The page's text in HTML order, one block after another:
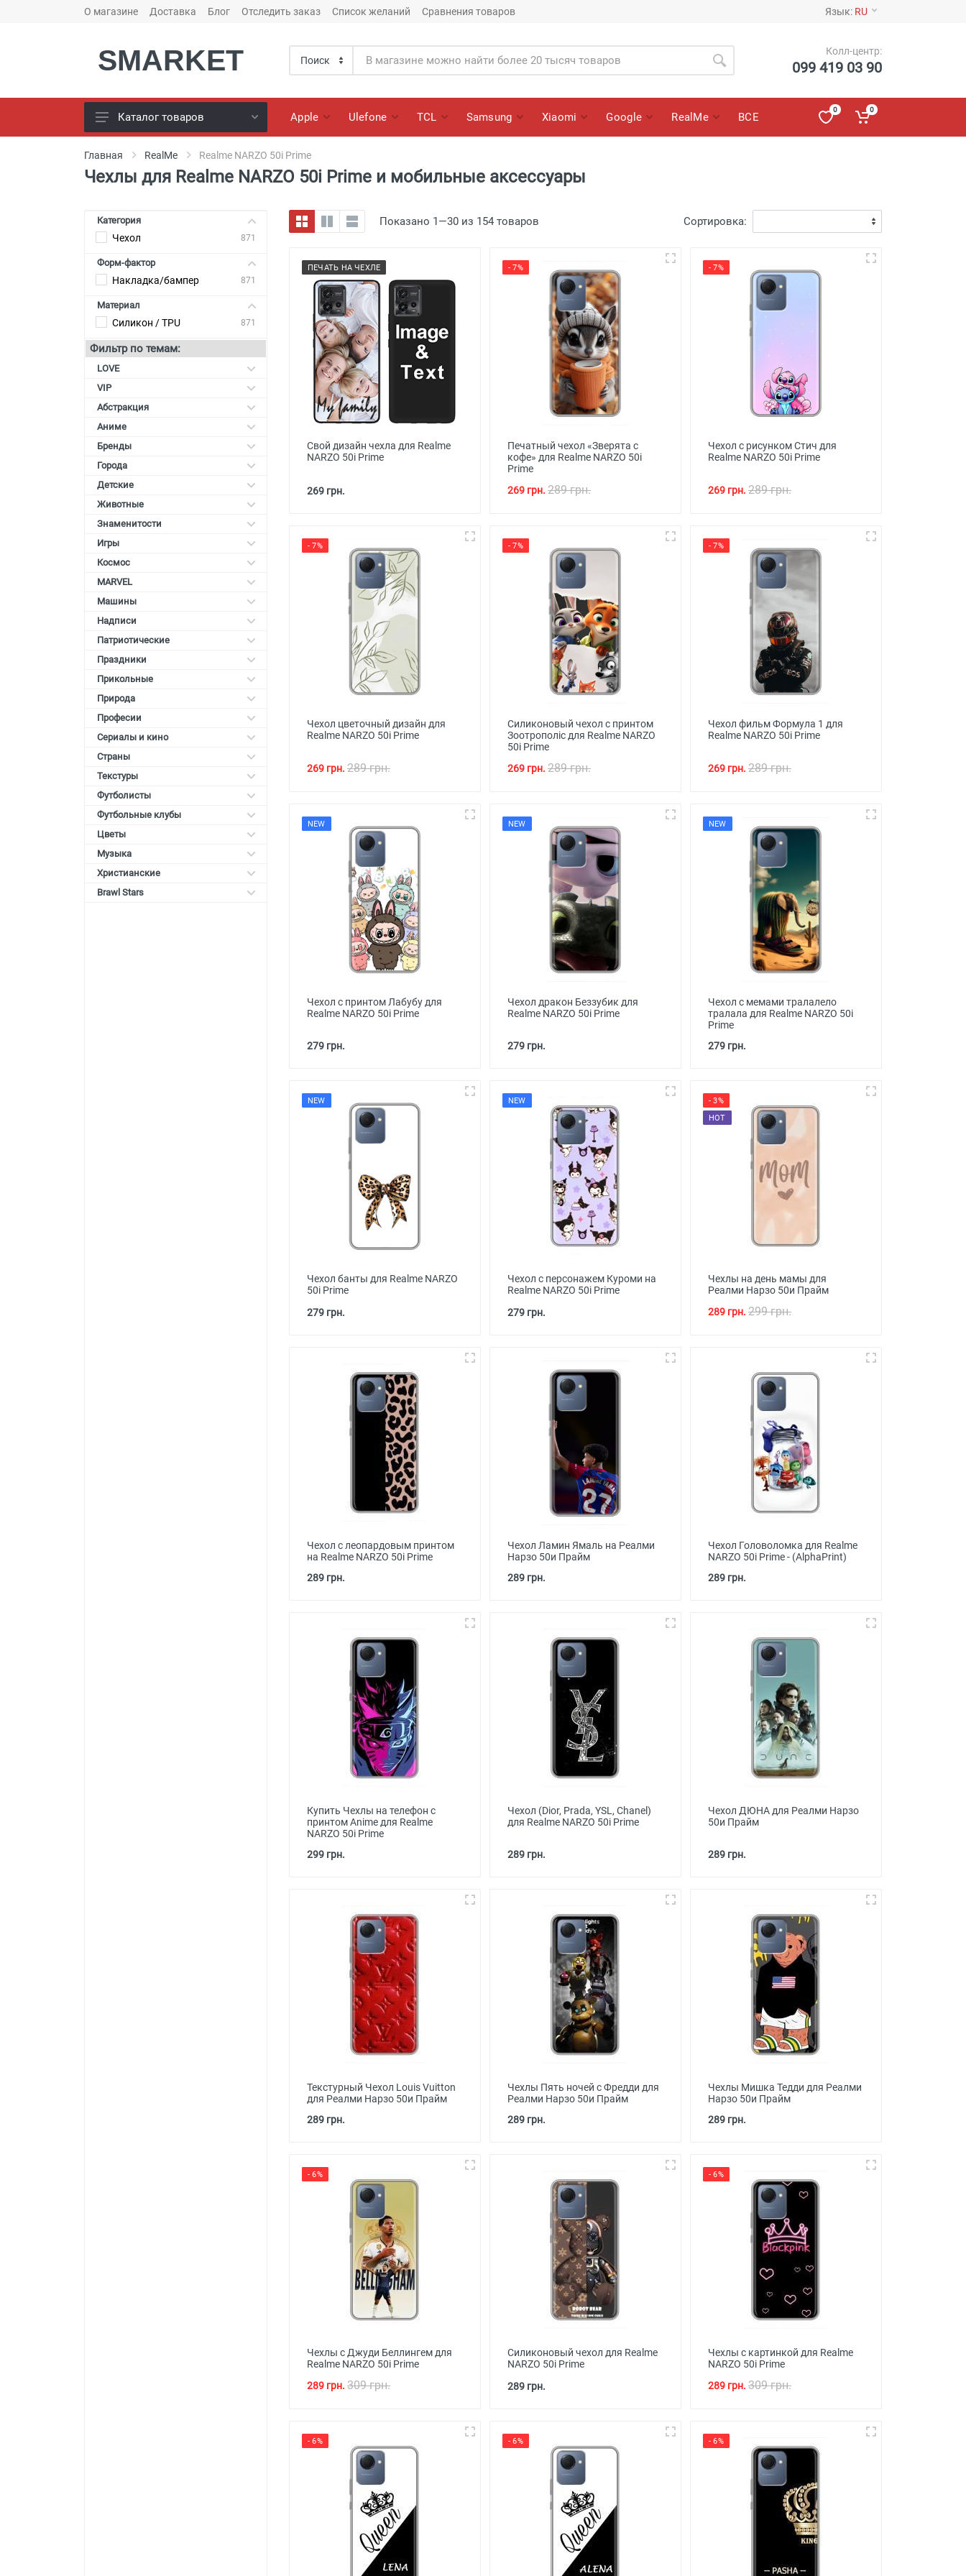
О магазине Доставка Блог Отследить заказ Список желаний Сравнения товаров Язык: RU
SMARKET Колл-центр:
099 419 03 90
Чехлы для телефонов
Конструктор чехлов
Bluetooth колоноки
Универсальные наушники
Кабели для смартфонов
Карты памяти
Автоаксессуары для
Смарт гаджеты и аксессуары
Другие аксессуары
Каталог товаров Apple Ulefone TCL Samsung Xiaomi Google RealMe ВСЕ
0 0
Главная RealMe Realme NARZO 50i Prime
Чехлы для Realme NARZO 50i Prime и мобильные аксессуары
Категория
Чехол 871
Форм-фактор
Накладка/бампер 871
Материал
Силикон / TPU 871
Фильтр по темам:
LOVE
VIP
Абстракция
Аниме
Бренды
Города
Детские
Животные
Знаменитости
Игры
Космос
MARVEL
Машины
Надписи
Патриотические
Праздники
Прикольные
Природа
Професии
Сериалы и кино
Страны
Текстуры
Футболисты
Футбольные клубы
Цветы
Музыка
Христианские
Brawl Stars
Показано 1—30 из 154 товаров Сортировка:
ПЕЧАТЬ НА ЧЕХЛЕ
Свой дизайн чехла для Realme
NARZO 50i Prime
269 грн.
- 7%
Печатный чехол «Зверята с
кофе» для Realme NARZO 50i
Prime
269 грн. 289 грн.
- 7%
Чехол с рисунком Стич для
Realme NARZO 50i Prime
269 грн. 289 грн.
- 7%
Чехол цветочный дизайн для
Realme NARZO 50i Prime
269 грн. 289 грн.
- 7%
Силиконовый чехол с принтом
Зоотрополіс для Realme NARZO
50i Prime
269 грн. 289 грн.
- 7%
Чехол фильм Формула 1 для
Realme NARZO 50i Prime
269 грн. 289 грн.
NEW
Чехол с принтом Лабубу для
Realme NARZO 50i Prime
279 грн.
NEW
Чехол дракон Беззубик для
Realme NARZO 50i Prime
279 грн.
NEW
Чехол с мемами тралалело
тралала для Realme NARZO 50i
Prime
279 грн.
NEW
Чехол банты для Realme NARZO
50i Prime
279 грн.
NEW
Чехол с персонажем Куроми на
Realme NARZO 50i Prime
279 грн.
- 3%
HOT
Чехлы на день мамы для
Реалми Нарзо 50и Прайм
289 грн. 299 грн.
Чехол с леопардовым принтом
на Realme NARZO 50i Prime
289 грн.
Чехол Ламин Ямаль на Реалми
Нарзо 50и Прайм
289 грн.
Чехол Головоломка для Realme
NARZO 50i Prime - (AlphaPrint)
289 грн.
Купить Чехлы на телефон с
принтом Anime для Realme
NARZO 50i Prime
299 грн.
Чехол (Dior, Prada, YSL, Chanel)
для Realme NARZO 50i Prime
289 грн.
Чехол ДЮНА для Реалми Нарзо
50и Прайм
289 грн.
Текстурный Чехол Louis Vuitton
для Реалми Нарзо 50и Прайм
289 грн.
Чехлы Пять ночей с Фредди для
Реалми Нарзо 50и Прайм
289 грн.
Чехлы Мишка Тедди для Реалми
Нарзо 50и Прайм
289 грн.
- 6%
Чехлы с Джуди Беллингем для
Realme NARZO 50i Prime
289 грн. 309 грн.
Силиконовый чехол для Realme
NARZO 50i Prime
289 грн.
- 6%
Чехлы с картинкой для Realme
NARZO 50i Prime
289 грн. 309 грн.
- 6% - 6% - 6%